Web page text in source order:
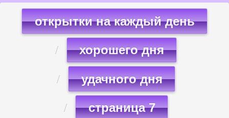
открытки на каждый день
хорошего дня
удачного дня
страница 7